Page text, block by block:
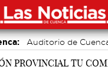
Auditorio de